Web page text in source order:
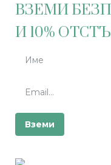
ВЗЕМИ
И 10%